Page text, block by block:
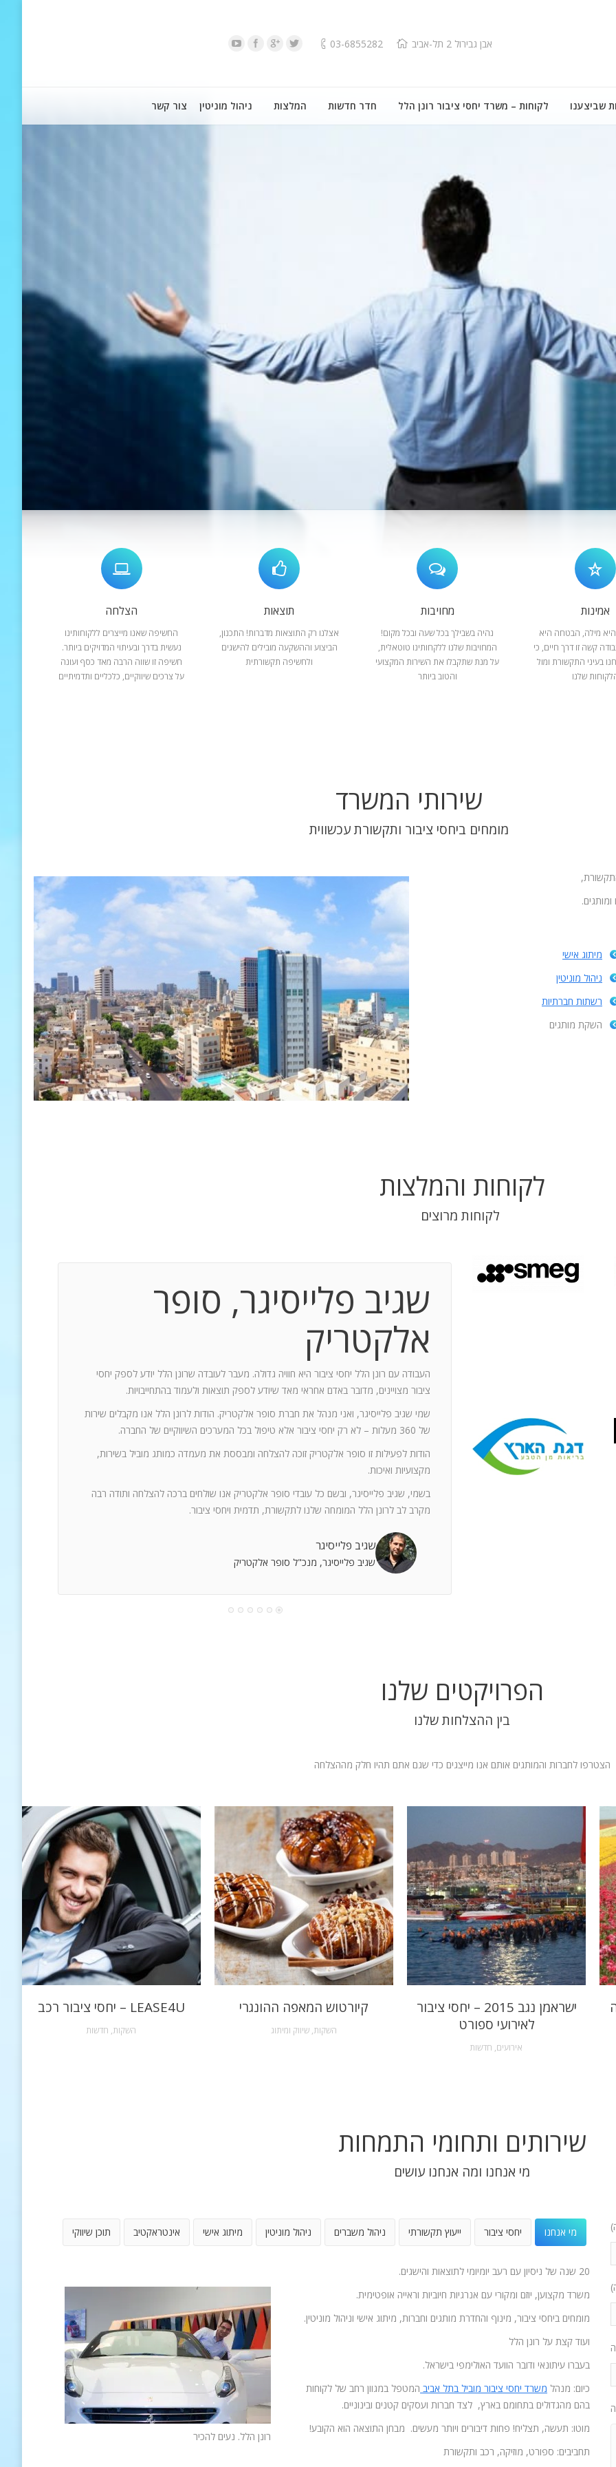
אבן גבירול 2 תל-אביב 03-6855282
שביצענו לקוחות – משרד יחסי ציבור רונן הלל חדר חדשות המלצות ניהול מוניטין צור קשר
אמינות
היא מילה, הבטחה היא
קשה זו דרך חיים, כי
בעיני התקשורת ומול
שלנו
מחויבות
נהיה בשבילך בכל שעה ובכל מקום!
המחויבות שלנו ללקחותינו טוטאלית,
על מנת שתקבלו את השירות המקצועי
והטוב ביותר
תוצאות
אצלנו רק התוצאות מדברות! התכנון,
הביצוע וההשקעה מובילים להישגים
ולחשיפה תקשורתית
הצלחה
החשיפה שאנו מייצרים ללקוחותינו
נעשית בדרך ובעיתוי המדויקים ביותר.
חשיפה זו שווה הרבה מאד כסף ועונה
על צרכים שיווקיים, כלכליים ותדמיתיים
שירותי המשרד
מומחים ביחסי ציבור ותקשורת עכשווית
מיתוג אישי
ניהול מוניטין
רשתות חברתיות
השקת מותגים
לקוחות והמלצות
לקוחות מרוצים
שגיב פלייסיגר, סופר
אלקטריק
העבודה עם רונן הלל יחסי ציבור היא חוויה גדולה. מעבר לעובדה שרונן הלל יודע לספק יחסי
ציבור מצויינים, מדובר באדם אחראי מאד שיודע לספק תוצאות ולעמוד בהתחייבויות.
שמי שגיב פלייסיגר, ואני מנהל את חברת סופר אלקטריק. הודות לרונן הלל אנו מקבלים שירות
של 360 מעלות – לא רק יחסי ציבור אלא טיפול בכל המערכים השיווקיים של החברה.
הודות לפעילות זו סופר אלקטריק זוכה להצלחה ומבססת את מעמדה כמותג מוביל בשירות,
מקצועיות ואיכות.
בשמי, שגיב פלייסיגר, ובשם כל עובדי סופר אלקטריק אנו שולחים ברכה להצלחה ותודה רבה
מקרב לב לרונן הלל המומחה שלנו לתקשורת, תדמית ויחסי ציבור.
שגיב פלייסיגר
שגיב פלייסיגר, מנכ"ל סופר אלקטריק
עבודה משותפת בת 10 שנים.
מספר תחנות: פארק מיני ישראל בלטרון,
, מדרבן ומייצר תקשורת יש
בך את היכולת להניע את כלל הצוות
חפץ ובקבועי זמן קצרים.
מימד פרסומי ומכיר את רזי הפעלתו. על אף
לצוות שלי ולי את התחושה, שרק אנו
שגורות בפיך. המאגר האנרגטי שלך בלתי
הפרויקטים שלנו
בין ההצלחות שלנו
הצטרפו לחברות והמותגים אותם אנו מייצגים כדי שגם אתם תהיו חלק מההצלחה
LEASE4U – יחסי ציבור רכב
השקות, חדשות
קיורטוש המאפה ההונגרי
השקות,שיווק ומיתוג
ישראמן נגב 2015 – יחסי ציבור
לאירועי ספורט
אירועים, חדשות
שירותים ותחומי התמחות
מי אנחנו ומה אנחנו עושים
מי אנחנו יחסי ציבור ייעוץ תקשורתי ניהול משברים ניהול מוניטין מיתוג אישי אינטראקטיב תוכן שיווקי
20 שנה של ניסיון עם רעב יומיומי לתוצאות והישגים.
רונן הלל. נעים להכיר
משרד מקצוען, יוזם ומקורי עם אנרגיות חיוביות וראייה אופטימית.
מומחים ביחסי ציבור, מינוף והחדרת מותגים וחברות, מיתוג אישי וניהול מוניטין.
ועוד קצת על רונן הלל
בעברו עיתונאי ודובר הוועד האולימפי בישראל.
כיום: מנהל משרד יחסי ציבור מוביל בתל אביב המטפל במגוון רחב של לקוחות
בהם מהגדולים בתחומם בארץ, לצד חברות ועסקים קטנים ובינוניים.
מוטו: תעשה, תצליח! פחות דיבורים ויותר מעשים. מבחן התוצאה הוא הקובע!
תחביבים: ספורט, מוזיקה, רכב ותקשורת